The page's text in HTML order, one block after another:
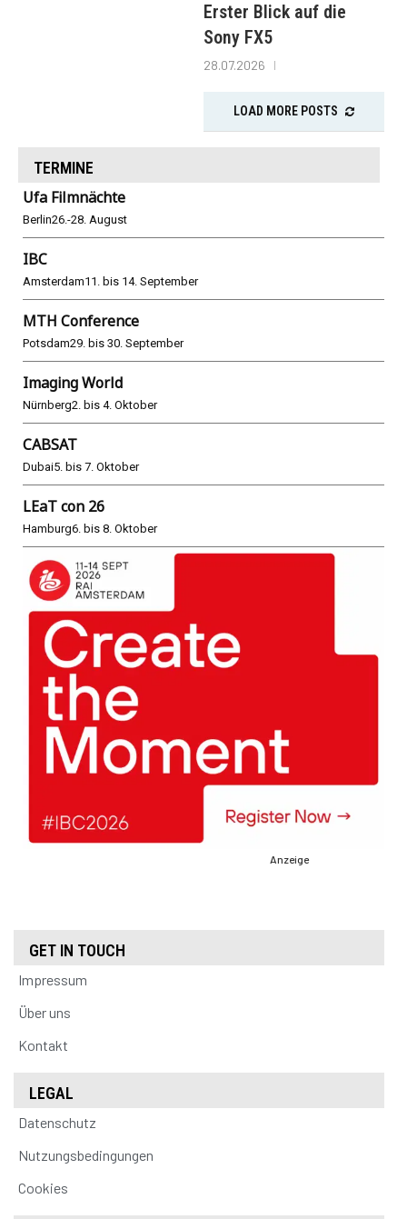
Erster Blick auf die
Sony FX5
28.07.2026
LOAD MORE POSTS
TERMINE
Ufa Filmnächte
Berlin26.-28. August
IBC
Amsterdam11. bis 14. September
MTH Conference
Potsdam29. bis 30. September
Imaging World
Nürnberg2. bis 4. Oktober
CABSAT
Dubai5. bis 7. Oktober
LEaT con 26
Hamburg6. bis 8. Oktober
Anzeige
GET IN TOUCH
Impressum
Über uns
Kontakt
LEGAL
Datenschutz
Nutzungsbedingungen
Cookies